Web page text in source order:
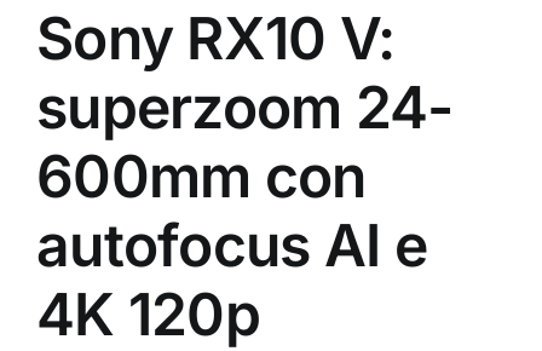
Sony RX10 V:
superzoom 24-
600mm con
autofocus AI e
4K 120p